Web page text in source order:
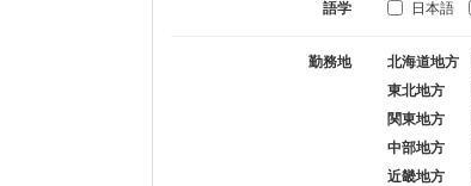
語学 日本語
勤務地 北海道地方
東北地方
関東地方
中部地方
近畿地方